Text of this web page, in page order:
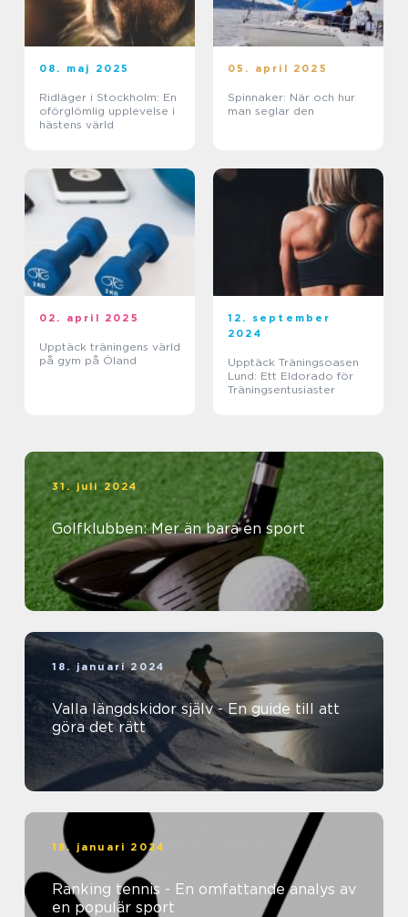
08. maj 2025
Ridläger i Stockholm: En
oförglömlig upplevelse i
hästens värld
05. april 2025
Spinnaker: När och hur
man seglar den
02. april 2025
Upptäck träningens värld
på gym på Öland
12. september
2024
Upptäck Träningsoasen
Lund: Ett Eldorado för
Träningsentusiaster
31. juli 2024
Golfklubben: Mer än bara en sport
18. januari 2024
Valla längdskidor själv - En guide till att
göra det rätt
18. januari 2024
Ranking tennis - En omfattande analys av
en populär sport